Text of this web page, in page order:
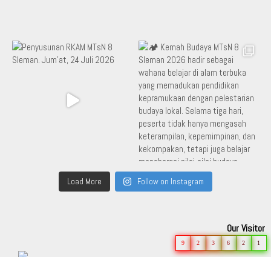
Load More Follow on Instagram
Our Visitor
9 2 3 6 2 1